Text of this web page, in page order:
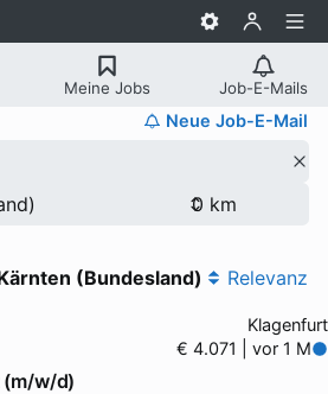
Meine Jobs Job-E-Mails
Neue Job-E-Mail
(Bundesland) Relevanz
Klagenfurt
€ 4.071 | vor 1 M
(m/w/d)